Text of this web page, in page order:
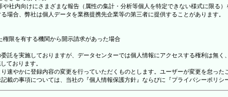
社内向けにさまざまな報告（属性の集計・分析等個人を特定できない様式に限る）
合、弊社は個人データを業務提携先企業等の第三者に提供することがあります。
限を有する機関から開示請求があった場合
託を実施しておりますが、データセンターでは個人情報にアクセスする権利は無く
ております。
速やかに登録内容の変更を行っていただくものとします。ユーザーが変更を怠っ
載の事項については、当社の『個人情報保護方針』ならびに『プライバシーポリシ